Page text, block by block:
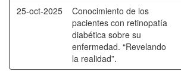
25-oct-2025
Conocimiento de los
pacientes con retinopatía
diabética sobre su
enfermedad. “Revelando
la realidad”.